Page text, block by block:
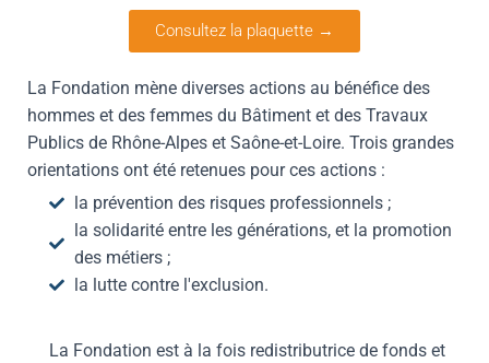
Consultez la plaquette →
La Fondation mène diverses actions au bénéfice des
hommes et des femmes du Bâtiment et des Travaux
Publics de Rhône-Alpes et Saône-et-Loire. Trois grandes
orientations ont été retenues pour ces actions :
la prévention des risques professionnels ;
la solidarité entre les générations, et la promotion
des métiers ;
la lutte contre l'exclusion.
La Fondation est à la fois redistributrice de fonds et